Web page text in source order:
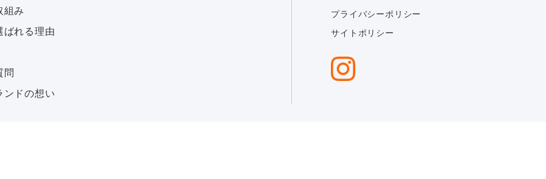
組み
ばれる理由
問
ンドの想い
プライバシーポリシー
サイトポリシー